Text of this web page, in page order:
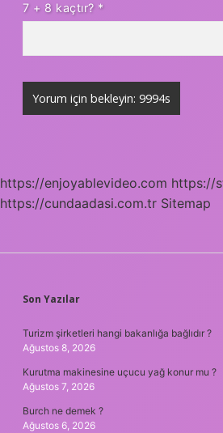
7 + 8 kaçtır? *
https://enjoyablevideo.com https://
https://cundaadasi.com.tr Sitemap
SIDEBAR
Son Yazılar
Turizm şirketleri hangi bakanlığa bağlıdır ?
Ağustos 8, 2026
Kurutma makinesine uçucu yağ konur mu ?
Ağustos 7, 2026
Burch ne demek ?
Ağustos 6, 2026